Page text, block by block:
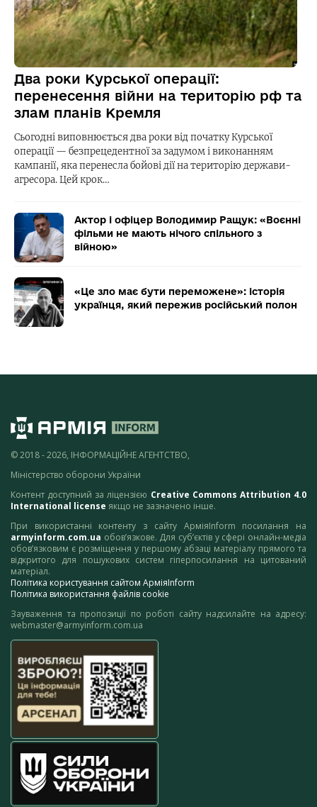
Два роки Курської операції:
перенесення війни на територію рф та
злам планів Кремля
Сьогодні виповнюється два роки від початку Курської
операції — безпрецедентної за задумом і виконанням
кампанії, яка перенесла бойові дії на територію держави-
агресора. Цей крок…
Актор і офіцер Володимир Ращук: «Воєнні
фільми не мають нічого спільного з
війною»
«Це зло має бути переможене»: історія
українця, який пережив російський полон
© 2018 - 2026, ІНФОРМАЦІЙНЕ АГЕНТСТВО,
Міністерство оборони України
Контент доступний за ліцензією Creative Commons Attribution 4.0
International license якщо не зазначено інше.
При використанні контенту з сайту АрміяInform посилання на
armyinform.com.ua обов’язкове. Для суб’єктів у сфері онлайн-медіа
обов’язковим є розміщення у першому абзаці матеріалу прямого та
відкритого для пошукових систем гіперпосилання на цитований
матеріал.
Політика користування сайтом АрміяInform
Політика використання файлів cookie
Зауваження та пропозиції по роботі сайту надсилайте на адресу:
webmaster@armyinform.com.ua